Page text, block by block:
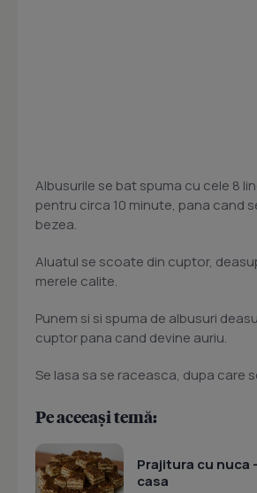
Albusurile se bat spuma cu cele 8
pentru circa 10 minute, pana cand
bezea.
Aluatul se scoate din cuptor,
merele calite.
Punem si si spuma de albusuri
cuptor pana cand devine auriu.
Se lasa sa se raceasca, dupa care
Pe aceeași temă:
Prajitura cu nuca
casa